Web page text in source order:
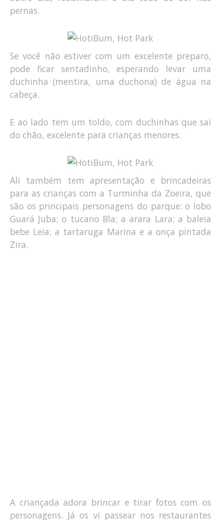
pernas.
Se você não estiver com um excelente preparo,
pode ficar sentadinho, esperando levar uma
duchinha (mentira, uma duchona) de água na
cabeça.
E ao lado tem um toldo, com duchinhas que sai
do chão, excelente para crianças menores.
Ali também tem apresentação e brincadeiras
para as crianças com a Turminha da Zoeira, que
são os principais personagens do parque: o lobo
Guará Juba; o tucano Bla; a arara Lara; a baleia
bebe Leia; a tartaruga Marina e a onça pintada
Zira.
A criançada adora brincar e tirar fotos com os
personagens. Já os vi passear nos restaurantes